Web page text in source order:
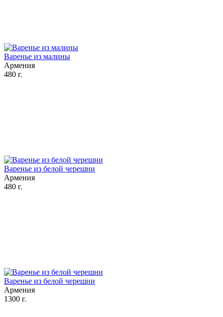
Варенье из малины
Армения
480 г.
Варенье из белой черешни
Армения
480 г.
Варенье из белой черешни
Армения
1300 г.